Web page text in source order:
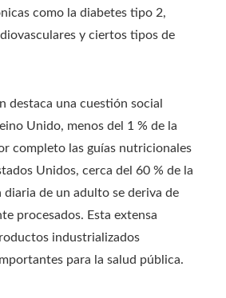
como la diabetes tipo 2,
y ciertos tipos de
destaca una cuestión social
Unido, menos del 1 % de la
completo las guías nutricionales
Unidos, cerca del 60 % de la
diaria de un adulto se deriva de
procesados. Esta extensa
industrializados
para la salud pública.